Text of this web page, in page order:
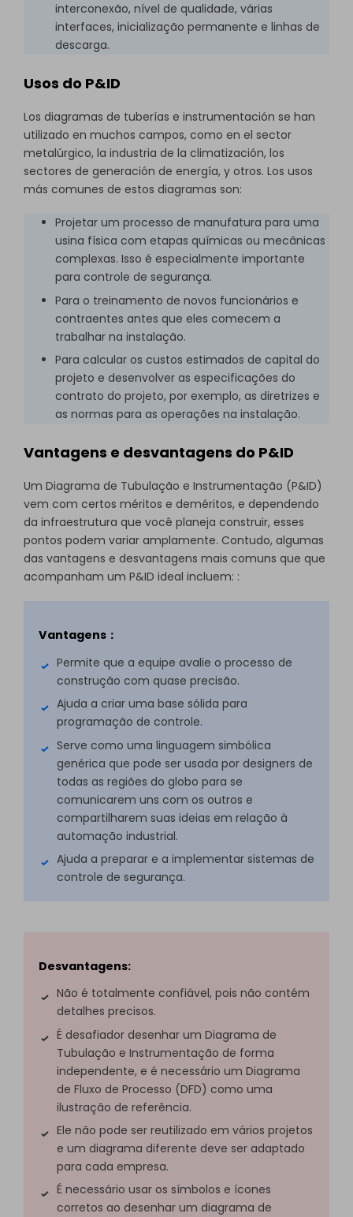
interconexão, nível de qualidade, várias
interfaces, inicialização permanente e linhas de
descarga.
Usos do P&ID
Los diagramas de tuberías e instrumentación se han
utilizado en muchos campos, como en el sector
metalúrgico, la industria de la climatización, los
sectores de generación de energía, y otros. Los usos
más comunes de estos diagramas son:
Projetar um processo de manufatura para uma
usina física com etapas químicas ou mecânicas
complexas. Isso é especialmente importante
para controle de segurança.
Para o treinamento de novos funcionários e
contraentes antes que eles comecem a
trabalhar na instalação.
Para calcular os custos estimados de capital do
projeto e desenvolver as especificações do
contrato do projeto, por exemplo, as diretrizes e
as normas para as operações na instalação.
Vantagens e desvantagens do P&ID
Um Diagrama de Tubulação e Instrumentação (P&ID)
vem com certos méritos e deméritos, e dependendo
da infraestrutura que você planeja construir, esses
pontos podem variar amplamente. Contudo, algumas
das vantagens e desvantagens mais comuns que que
acompanham um P&ID ideal incluem: :
Vantagens：
Permite que a equipe avalie o processo de
construção com quase precisão.
Ajuda a criar uma base sólida para
programação de controle.
Serve como uma linguagem simbólica
genérica que pode ser usada por designers de
todas as regiões do globo para se
comunicarem uns com os outros e
compartilharem suas ideias em relação à
automação industrial.
Ajuda a preparar e a implementar sistemas de
controle de segurança.
Desvantagens:
Não é totalmente confiável, pois não contém
detalhes precisos.
É desafiador desenhar um Diagrama de
Tubulação e Instrumentação de forma
independente, e é necessário um Diagrama
de Fluxo de Processo (DFD) como uma
ilustração de referência.
Ele não pode ser reutilizado em vários projetos
e um diagrama diferente deve ser adaptado
para cada empresa.
É necessário usar os símbolos e ícones
corretos ao desenhar um diagrama de